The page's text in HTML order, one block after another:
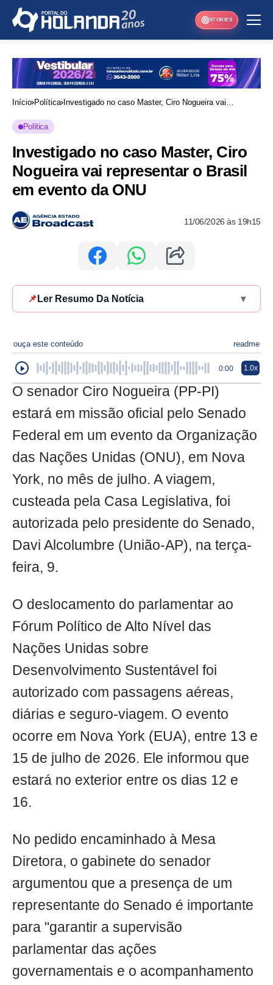
STORIES
Início Política Investigado no caso Master, Ciro Nogueira vai
Política
Investigado no caso Master, Ciro
Nogueira vai representar o Brasil
em evento da ONU
11/06/2026 às 19h15
📌 Ler Resumo Da Notícia ▾
ouça este conteúdo readme
0:00 1.0x
O senador Ciro Nogueira (PP-PI)
estará em missão oficial pelo Senado
Federal em um evento da Organização
das Nações Unidas (ONU), em Nova
York, no mês de julho. A viagem,
custeada pela Casa Legislativa, foi
autorizada pelo presidente do Senado,
Davi Alcolumbre (União-AP), na terça-
feira, 9.
O deslocamento do parlamentar ao
Fórum Político de Alto Nível das
Nações Unidas sobre
Desenvolvimento Sustentável foi
autorizado com passagens aéreas,
diárias e seguro-viagem. O evento
ocorre em Nova York (EUA), entre 13 e
15 de julho de 2026. Ele informou que
estará no exterior entre os dias 12 e
16.
No pedido encaminhado à Mesa
Diretora, o gabinete do senador
argumentou que a presença de um
representante do Senado é importante
para "garantir a supervisão
parlamentar das ações
governamentais e o acompanhamento